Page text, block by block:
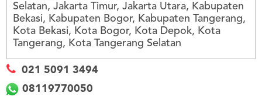
LOGIN
DAFTAR
Selatan, Jakarta Timur, Jakarta Utara, Kabupaten
Bekasi, Kabupaten Bogor, Kabupaten Tangerang,
Kota Bekasi, Kota Bogor, Kota Depok, Kota
Tangerang, Kota Tangerang Selatan
021 5091 3494
08119770050